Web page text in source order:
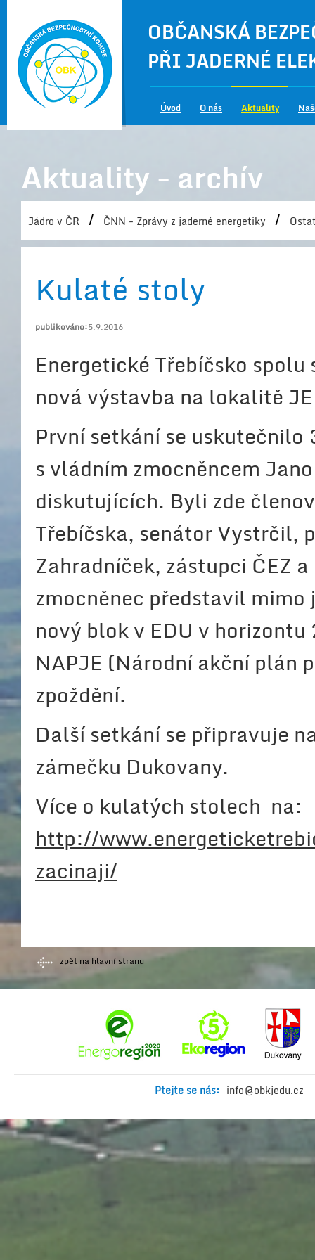
OBČANSKÁ
PŘI JADERNÉ
Úvod O nás Aktuality
Aktuality - archív
Jádro v ČR / ČNN - Zprávy z jaderné energetiky /
Kulaté stoly
publikováno:5.9.2016
Energetické Třebíčsko
nová výstavba na lokalitě
První setkání se uskutečnilo
s vládním zmocněncem
diskutujících. Byli zde
Třebíčska, senátor Vystrčil,
Zahradníček, zástupci ČEZ
zmocněnec představil
nový blok v EDU v
NAPJE (Národní akční plán
zpoždění.
Další setkání se připravuje
zámečku Dukovany.
Více o kulatých stolech na:
http://
zacinaji/
zpět na hlavní stranu
Ptejte se nás: info@obkjedu.cz